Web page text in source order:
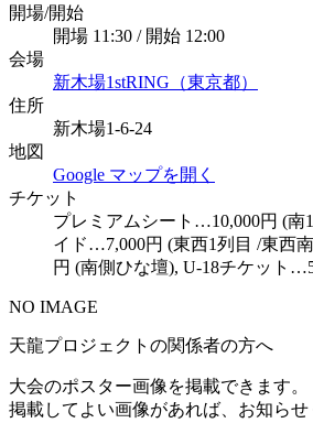
開場/開始
開場 11:30 / 開始 12:00
会場
新木場1stRING（東京都）
住所
新木場1-6-24
地図
Google マップを開く
チケット
プレミアムシート…10,000円 (南
イド…7,000円 (東西1列目 /東西
円 (南側ひな壇), U-18チケット
NO IMAGE
天龍プロジェクトの関係者の方へ
大会のポスター画像を掲載できます。
掲載してよい画像があれば、お知らせ